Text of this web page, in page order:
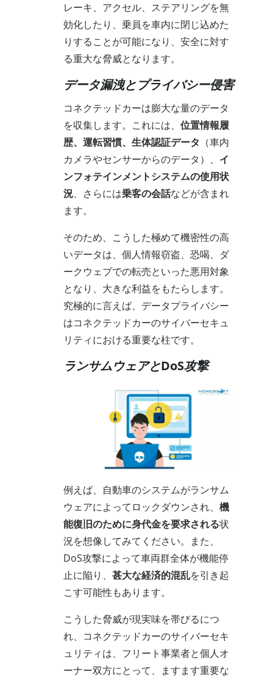
レーキ、アクセル、ステアリングを無
効化したり、乗員を車内に閉じ込めた
りすることが可能になり、安全に対す
る重大な脅威となります。
データ漏洩とプライバシー侵害
コネクテッドカーは膨大な量のデータ
を収集します。これには、 位置情報履
歴、運転習慣、生体認証データ （車内
カメラやセンサーからのデータ）、 イ
ンフォテインメントシステムの使用状
況、さらには乗客の会話などが含まれ
ます。
そのため、こうした極めて機密性の高
いデータは、個人情報窃盗、恐喝、ダ
ークウェブでの転売といった悪用対象
となり、大きな利益をもたらします。
究極的に言えば、データプライバシー
はコネクテッドカーのサイバーセキュ
リティにおける重要な柱です。
ランサムウェアとDoS攻撃
例えば、自動車のシステムがランサム
ウェアによってロックダウンされ、 機
能復旧のために身代金を要求される状
況を想像してみてください。また、
DoS攻撃によって車両群全体が機能停
止に陥り、 甚大な経済的混乱を引き起
こす可能性もあります。
こうした脅威が現実味を帯びるにつ
れ、コネクテッドカーのサイバーセキ
ュリティは、フリート事業者と個人オ
ーナー双方にとって、ますます重要な